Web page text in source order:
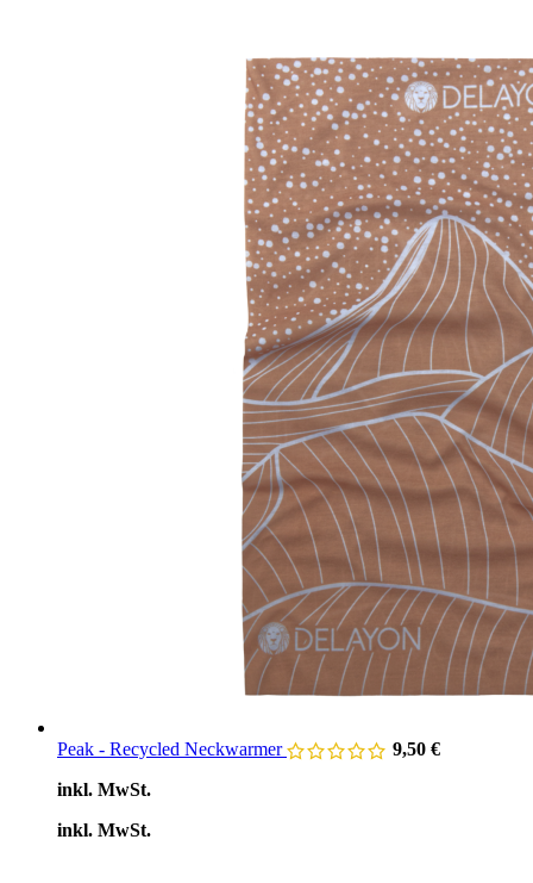
Peak - Recycled Neckwarmer 9,50 €
inkl. MwSt.
inkl. MwSt.